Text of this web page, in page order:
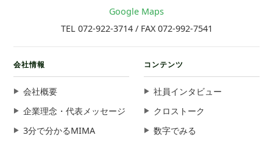
Google Maps
TEL 072-922-3714 / FAX 072-992-7541
会社情報
会社概要
企業理念・代表メッセージ
3分で分かるMIMA
コンテンツ
社員インタビュー
クロストーク
数字でみる